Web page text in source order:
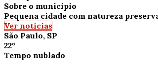
Sobre o município
Pequena cidade com natureza
Ver notícias
São Paulo, SP
22°
Tempo nublado